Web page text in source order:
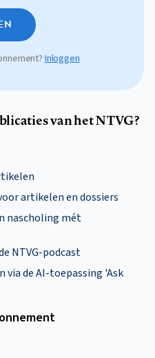
Inloggen
van het NTVG?
artikelen en dossiers
nascholing mét
NTVG-podcast
via de AI-toepassing 'Ask